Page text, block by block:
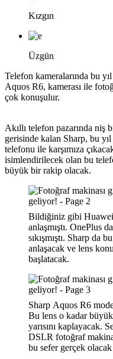
Kızgın
Üzgün
Telefon kameralarında bu
Aquos R6, kamerası ile
çok konuşulur.
Akıllı telefon pazarında
gerisinde kalan Sharp, bu
telefonu ile karşımıza
isimlendirilecek olan bu
büyük bir rakip olacak.
Bildiğiniz gibi
anlaşmıştı. OnePlus
sıkışmıştı. Sharp da
anlaşacak ve lens
başlatacak.
Sharp Aquos R6
Bu lens o kadar
yarısını kaplayacak.
DSLR fotoğraf
bu sefer gerçek